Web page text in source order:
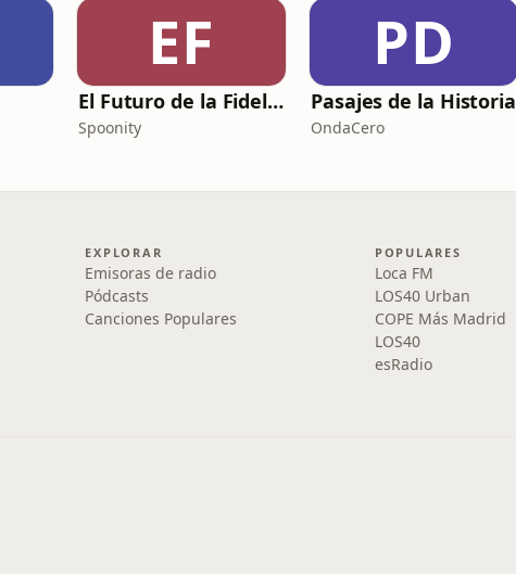
EF
El Futuro de la Fidelización
Spoonity
PD
Pasajes de la Historia
OndaCero
EXPLORAR
Emisoras de radio
Pódcasts
Canciones Populares
POPULARES
Loca FM
LOS40 Urban
COPE Más Madrid
LOS40
esRadio